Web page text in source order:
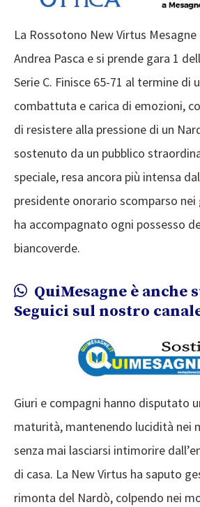
La Rossotono New Virtus Mesagne
Andrea Pasca e si prende gara 1
Serie C. Finisce 65-71 al termine di
combattuta e carica di emozioni,
di resistere alla pressione di un
sostenuto da un pubblico
speciale, resa ancora più intensa
presidente onorario scomparso nei
ha accompagnato ogni possesso
biancoverde.
QuiMesagne è anche
Seguici sul nostro
Giuri e compagni hanno disputato
maturità, mantenendo lucidità nei
senza mai lasciarsi intimorire
di casa. La New Virtus ha saputo
rimonta del Nardò, colpendo nei